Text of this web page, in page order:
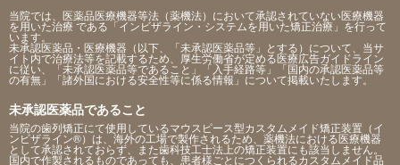
当院では、医薬品医療機器等法（薬機法）において承認されていない医療機器
を用いた治療 である「インビザライン・システムを用いた矯正治療」を行って
います。
未承認医薬品・医療機器（以下、「未承認医薬品等」とする）について、当サ
イト内で治療法等を記載するため、厚生労働省が定める医療広告ガイドライン
に従い、「未承認医薬品等であること」「入手経路等」「国内の承認医薬品等
の有無」「諸外国における安全性等に係る情報」について掲載いたします。
未承認医薬品であること
当院の歯列矯正にて使用しているマウスピース型カスタムメイド矯正装置（イ
ンビザライン®）は、海外の工場で製作されるため、薬機法における医療機器
として承認されておらず、また歯科技工士法上の矯正装置にも該当しません。
国内で作製されるものであっても、患者様ごとにつくられるカスタムメイド品